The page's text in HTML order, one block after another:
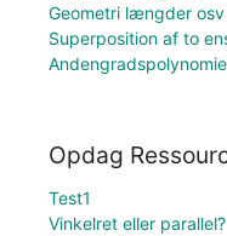
Geometri længder
Superposition af to
Opdag
Test1
Vinkelret eller parallel?